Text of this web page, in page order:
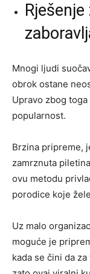
Mnogi ljudi
obrok ostane
Upravo zbog
popularnost.
Brzina pripreme,
zamrznuta
ovu metodu
porodice koje
Uz malo
moguće je
kada se čini da